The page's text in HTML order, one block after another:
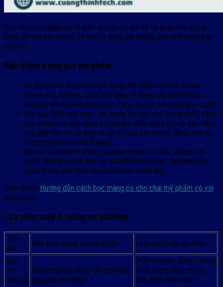
Đặc thù của ngành này là luôn đòi hỏi sự tinh tế và hoàn hảo trong
từng chi tiết sản phẩm, và bao bì đóng gói không phải là trường hợp
ngoại lệ.
Đặc điểm đóng gói mỹ phẩm
Đa dạng kích thước và hình dạng: Mỹ phẩm có thể là chai
serum nhỏ, lọ kem, tuýp, hộp giấy, vỉ đựng sản phẩm mẫu…
Mỗi loại đòi hỏi khả năng bọc màng co ôm sát từng góc cạnh.
Yêu cầu thẩm mỹ cao: Lớp màng co cần phải trong suốt, căng
mịn, không có nếp nhăn, không làm biến dạng bao bì gốc. Điều
này giúp tôn lên vẻ đẹp và giá trị của sản phẩm, đồng thời tạo
ấn tượng tốt với khách hàng.
Bảo vệ sản phẩm: Màng co giúp chống bụi bẩn, chống trầy
xước, chống ẩm và bảo vệ sản phẩm khỏi các tác nhân bên
ngoài trong quá trình vận chuyển và trưng bày.
Xem thêm: Hướng dẫn cách bọc màng co cho chai mỹ phẩm có vòi
đúng cách
Lựa chọn máy & màng co phù hợp
Tiêu
chí
Máy bọc màng co mỹ phẩm
Loại màng co ưu tiên
Quy
mô
nhỏ/Cá
Máy mini/thủ công: Chi phí thấp,
gọn nhẹ, dễ dùng.
POF (khuyên dùng): Trong
suốt, bóng đẹp, không
mùi, thân thiện môi